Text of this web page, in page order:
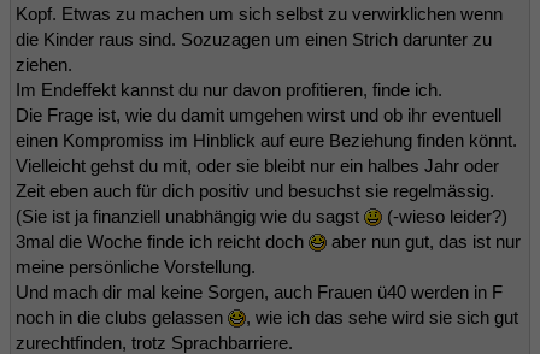
Kopf. Etwas zu machen um sich selbst zu verwirklichen wenn
die Kinder raus sind. Sozuzagen um einen Strich darunter zu
ziehen.
Im Endeffekt kannst du nur davon profitieren, finde ich.
Die Frage ist, wie du damit umgehen wirst und ob ihr eventuell
einen Kompromiss im Hinblick auf eure Beziehung finden könnt.
Vielleicht gehst du mit, oder sie bleibt nur ein halbes Jahr oder
Zeit eben auch für dich positiv und besuchst sie regelmässig.
(Sie ist ja finanziell unabhängig wie du sagst
(-wieso leider?)
3mal die Woche finde ich reicht doch
aber nun gut, das ist nur
meine persönliche Vorstellung.
Und mach dir mal keine Sorgen, auch Frauen ü40 werden in F
noch in die clubs gelassen
, wie ich das sehe wird sie sich gut
zurechtfinden, trotz Sprachbarriere.